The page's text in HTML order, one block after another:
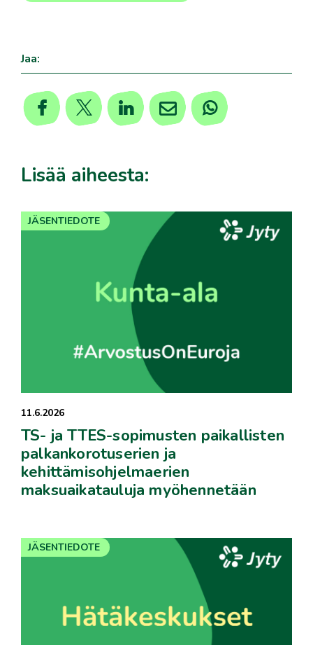
Jaa:
Lisää aiheesta:
11.6.2026
TS- ja TTES-sopimusten paikallisten
palkankorotuserien ja
kehittämisohjelmaerien
maksuaikatauluja myöhennetään
JÄSENTIEDOTE
JÄSENTIEDOTE